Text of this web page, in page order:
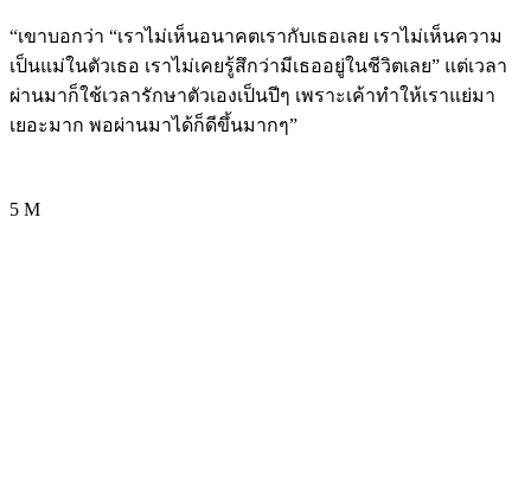
“เขาบอกว่า “เราไม่เห็นอนาคตเรากับเธอเลย เราไม่เห็นความ
เป็นแม่ในตัวเธอ เราไม่เคยรู้สึกว่ามีเธออยู่ในชีวิตเลย” แต่เวลา
ผ่านมาก็ใช้เวลารักษาตัวเองเป็นปีๆ เพราะเค้าทำให้เราแย่มา
เยอะมาก พอผ่านมาได้ก็ดีขึ้นมากๆ”
5 M